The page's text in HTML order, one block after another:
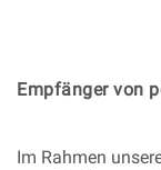
Empfänger von
Im Rahmen